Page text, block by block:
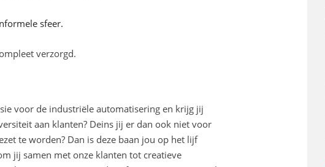
sfeer.
verzorgd.
voor de industriële automatisering en krijg jij
aan klanten? Deins jij er dan ook niet voor
te worden? Dan is deze baan jou op het lijf
jij samen met onze klanten tot creatieve